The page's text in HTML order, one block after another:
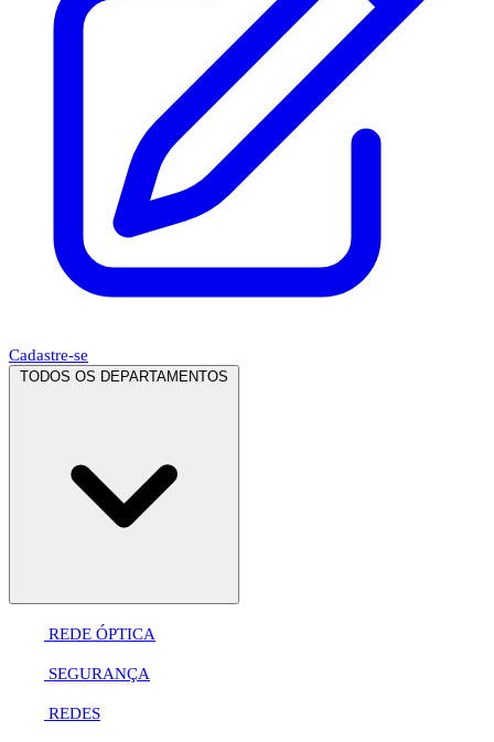
Cadastre-se
TODOS OS DEPARTAMENTOS
REDE ÓPTICA
SEGURANÇA
REDES